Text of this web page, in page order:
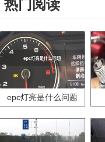
热门阅读
epc灯亮是什么问题